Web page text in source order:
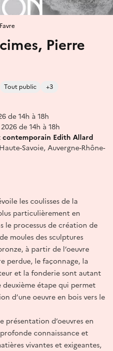
Pierre
Tout public +3
de 14h à 18h
de 14h à 18h
contemporain Edith Allard
Savoie, Auvergne-Rhône-
les coulisses de la
particulièrement en
le processus de création de
moules des sculptures
à partir de l’oeuvre
perdue, le façonnage, la
et la fonderie sont autant
étape qui permet
d’une oeuvre en bois vers le
présentation d’oeuvres en
connaissance et
vivantes et exigeantes,